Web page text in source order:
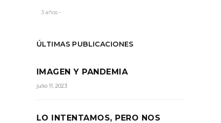
3 años -
ÚLTIMAS PUBLICACIONES
IMAGEN Y PANDEMIA
julio 11, 2023
LO INTENTAMOS, PERO NOS